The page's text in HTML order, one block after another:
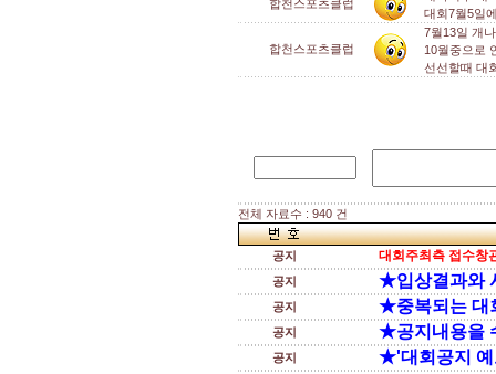
합천스포츠클럽
대회7월5일
합천스포츠클럽
7월13일 개
10월중으로
선선할때 대
전체 자료수 : 940 건
공지 대회주최측 접수창
공지 ★입상결과와
공지 ★중복되는 대
공지 ★공지내용을
공지 ★'대회공지 예